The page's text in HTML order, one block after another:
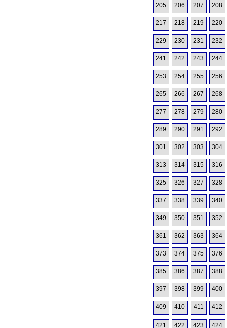
205 206 207 208
217 218 219 220
229 230 231 232
241 242 243 244
253 254 255 256
265 266 267 268
277 278 279 280
289 290 291 292
301 302 303 304
313 314 315 316
325 326 327 328
337 338 339 340
349 350 351 352
361 362 363 364
373 374 375 376
385 386 387 388
397 398 399 400
409 410 411 412
421 422 423 424